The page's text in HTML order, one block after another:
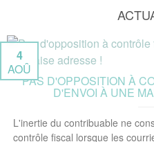
PAS D'OPPOSITION À
D'ENVOI À UNE
4
AOÛ
L'inertie du contribuable ne
contrôle fiscal lorsque les